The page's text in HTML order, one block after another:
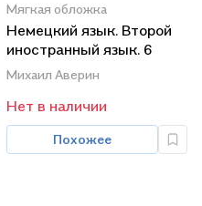
Галина Зак
Мягкая обложка
Немецкий язык. Второй
иностранный язык. 6
класс. Учебник для
общеобразовательных
организаций. В четырех
частях. Часть 3. Учебник
для детей с нарушением
Михаил Аверин
Нет в наличии
Похожее